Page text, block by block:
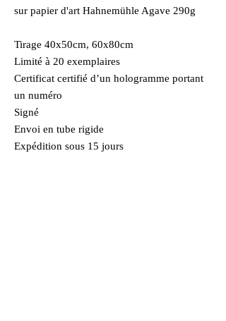
sur papier d'art Hahnemühle Agave 290g
Tirage 40x50cm, 60x80cm
Limité à 20 exemplaires
Certificat certifié d’un hologramme portant
un numéro
Signé
Envoi en tube rigide
Expédition sous 15 jours